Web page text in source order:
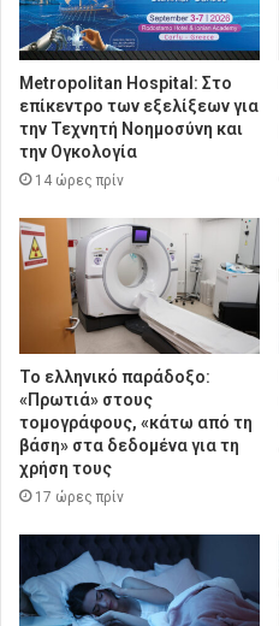
Metropolitan Hospital: Στο
επίκεντρο των εξελίξεων για
την Τεχνητή Νοημοσύνη και
την Ογκολογία
14 ώρες πρίν
Το ελληνικό παράδοξο:
«Πρωτιά» στους
τομογράφους, «κάτω από τη
βάση» στα δεδομένα για τη
χρήση τους
17 ώρες πρίν